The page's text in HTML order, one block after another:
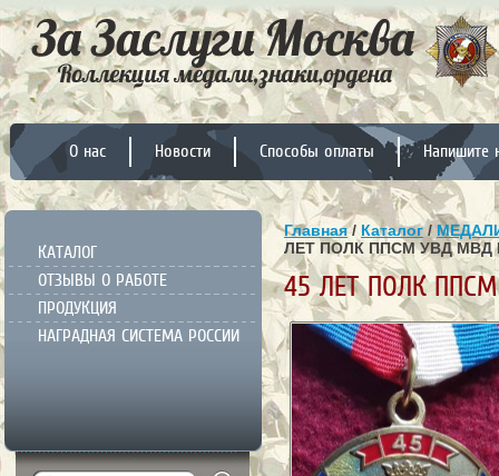
О нас Новости Способы оплаты Напишите
КАТАЛОГ
ОТЗЫВЫ О РАБОТЕ
ПРОДУКЦИЯ
НАГРАДНАЯ СИСТЕМА РОССИИ
Главная/ Каталог/
ЛЕТ ПОЛК ППСМ УВД МВД
45 ЛЕТ ПОЛК